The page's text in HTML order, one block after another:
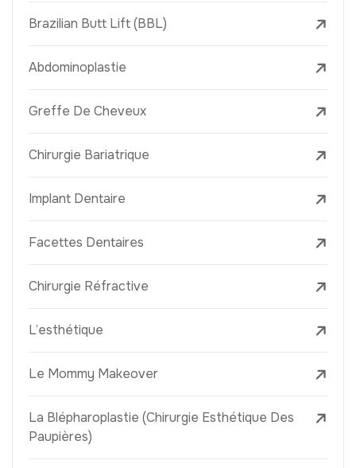
Brazilian Butt Lift (BBL)
Abdominoplastie
Greffe De Cheveux
Chirurgie Bariatrique
Implant Dentaire
Facettes Dentaires
Chirurgie Réfractive
L’esthétique
Le Mommy Makeover
La Blépharoplastie (Chirurgie Esthétique Des
Paupières)